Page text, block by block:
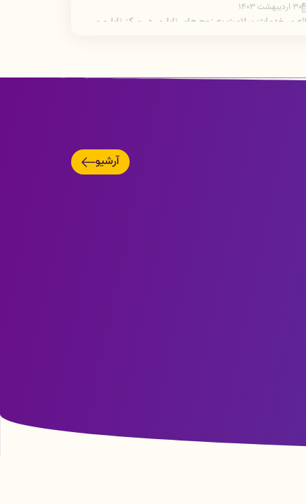
30 اردیبهشت 1403
ی خدمات سلامت به زوج های نابارور در مرکز ناباروری
اطلاع رسانی تبدیل پروانه های کاغذی به شناسه
آرشیو